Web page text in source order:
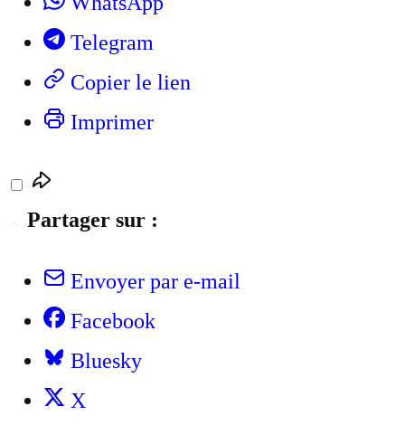
Telegram
Copier le lien
Imprimer
Partager sur :
Envoyer par e-mail
Facebook
Bluesky
X